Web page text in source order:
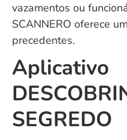
vazamentos ou
SCANNERO oferece
precedentes.
Aplicativo
SEGREDO